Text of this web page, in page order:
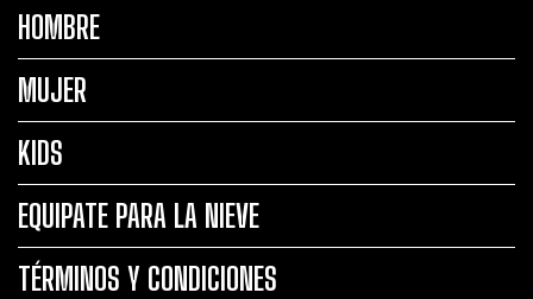
HOMBRE
MUJER
KIDS
EQUIPATE PARA LA NIEVE
TÉRMINOS Y CONDICIONES